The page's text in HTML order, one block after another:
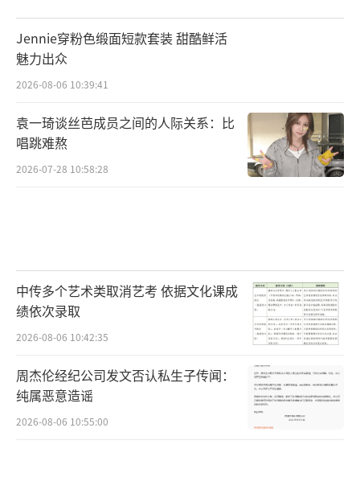
Jennie穿粉色缎面短款套装 甜酷鲜活
魅力出众
2026-08-06 10:39:41
袁一琦谈丝芭成员之间的人际关系：比
唱跳难熬
2026-07-28 10:58:28
中传多个艺术类取消艺考 依据文化课成
绩依次录取
2026-08-06 10:42:35
周杰伦经纪公司发文否认私生子传闻：
纯属恶意造谣
2026-08-06 10:55:00